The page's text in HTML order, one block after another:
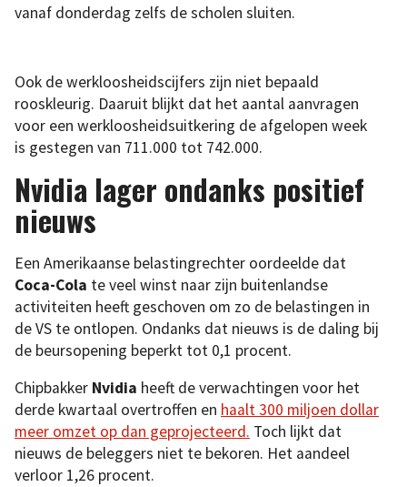
vanaf donderdag zelfs de scholen sluiten.
Ook de werkloosheidscijfers zijn niet bepaald
rooskleurig. Daaruit blijkt dat het aantal aanvragen
voor een werkloosheidsuitkering de afgelopen week
is gestegen van 711.000 tot 742.000.
Nvidia lager ondanks positief
nieuws
Een Amerikaanse belastingrechter oordeelde dat
Coca-Cola te veel winst naar zijn buitenlandse
activiteiten heeft geschoven om zo de belastingen in
de VS te ontlopen. Ondanks dat nieuws is de daling bij
de beursopening beperkt tot 0,1 procent.
Chipbakker Nvidia heeft de verwachtingen voor het
derde kwartaal overtroffen en haalt 300 miljoen dollar
meer omzet op dan geprojecteerd. Toch lijkt dat
nieuws de beleggers niet te bekoren. Het aandeel
verloor 1,26 procent.